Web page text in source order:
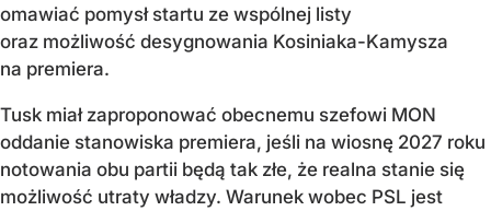
omawiać pomysł startu ze wspólnej listy
oraz możliwość desygnowania Kosiniaka-Kamysza
na premiera.
Tusk miał zaproponować obecnemu szefowi MON
oddanie stanowiska premiera, jeśli na wiosnę 2027 roku
notowania obu partii będą tak złe, że realna stanie się
możliwość utraty władzy. Warunek wobec PSL jest